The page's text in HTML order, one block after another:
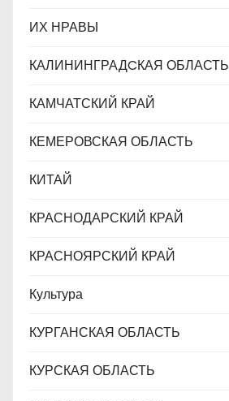
ИХ НРАВЫ
КАЛИНИНГРАДCКАЯ ОБЛАСТЬ
КАМЧАТСКИЙ КРАЙ
КЕМЕРОВСКАЯ ОБЛАСТЬ
КИТАЙ
КРАСНОДАРСКИЙ КРАЙ
КРАСНОЯРСКИЙ КРАЙ
Культура
КУРГАНСКАЯ ОБЛАСТЬ
КУРСКАЯ ОБЛАСТЬ